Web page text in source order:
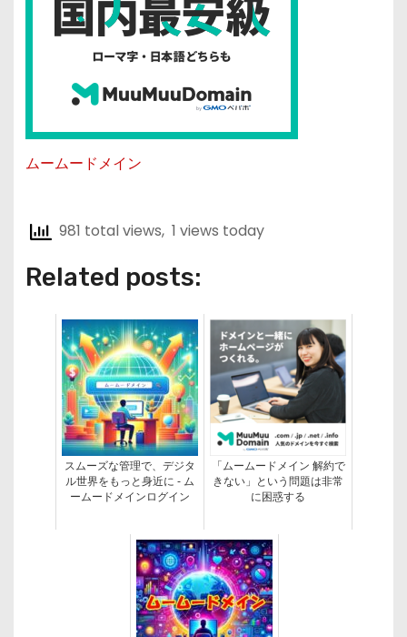
ムームードメイン
981 total views, 1 views today
Related posts:
スムーズな管理で、デジタ
ル世界をもっと身近に - ム
ームードメインログイン
「ムームードメイン 解約で
きない」という問題は非常
に困惑する